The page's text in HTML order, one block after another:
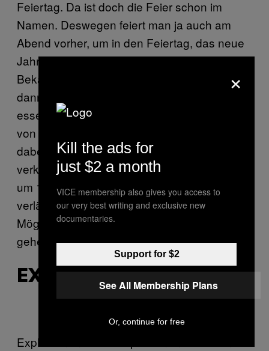
Feiertag. Da ist doch die Feier schon im
Namen. Deswegen feiert man ja auch am
Abend vorher, um in den Feiertag, das neue
Jahr (und vielleicht die kurzfristige
Bekanntschaft) kurz reinzuschlittern und
dann verkatert die Reste vom Raclette zu
essen, während du dir die Wiederholungen
von Stirb Langsam 1-6 reinziehst. Das Gute
dabei: Jeder Mensch auf der ganzen Welt ist
verkatert. Niemand wirft dir vor, dass du erst
um 16 Uhr aufstehst und dein Sofa nur
verlässt, weil noch keine bequemere
Möglichkeit erfunden wurde, aufs Klo zu
gehen.
EXPLOSIONEN!
Explosionen! Mehr Explosionen! Wer keine
×
Kill the ads for
just $2 a month
VICE membership also gives you access to
our very best writing and exclusive new
documentaries.
Support for $2
See All Membership Plans
Or, continue for free